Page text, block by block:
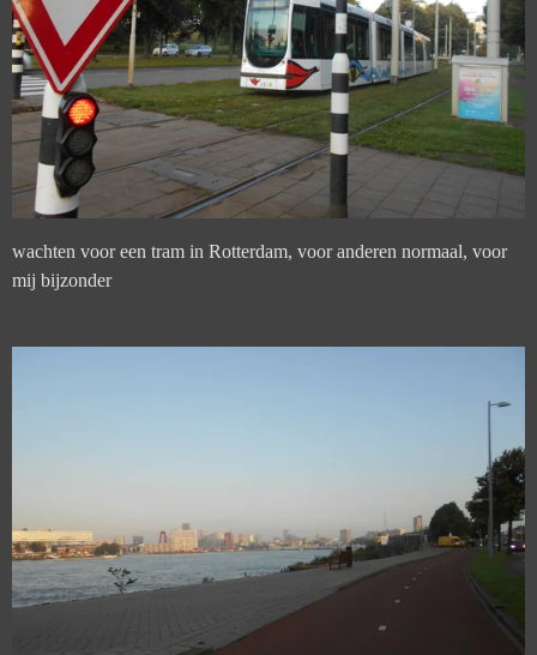
wachten voor een tram in Rotterdam, voor anderen normaal, voor
mij bijzonder